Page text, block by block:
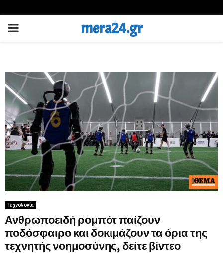
PRIMARY
mera24.gr
Τεχνολογία
Ανθρωποειδή ρομπότ παίζουν
ποδόσφαιρο και δοκιμάζουν τα όρια της
τεχνητής νοημοσύνης, δείτε βίντεο